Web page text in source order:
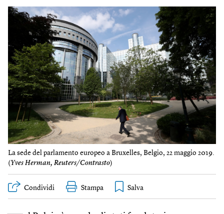
La sede del parlamento europeo a Bruxelles, Belgio, 22 maggio 2019.
( Yves Herman, Reuters/Contrasto)
Condividi Stampa